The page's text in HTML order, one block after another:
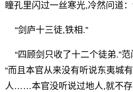
瞳孔里闪过一丝寒光,冷然问道
“剑庐十三徒,铁相.”
“四顾剑只收了十二个徒弟.”范
“而且本官从来没有听说东夷城
人……本官没听说过地人,就不存